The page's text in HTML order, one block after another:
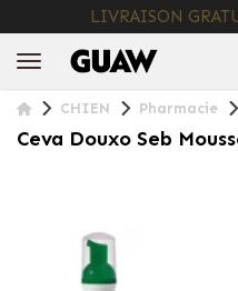
LIVRAISON
CHIEN Pharmacie
Ceva Douxo Seb